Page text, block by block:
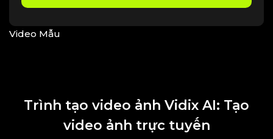
Video Mẫu
Trình tạo video ảnh Vidix AI: Tạo
video ảnh trực tuyến